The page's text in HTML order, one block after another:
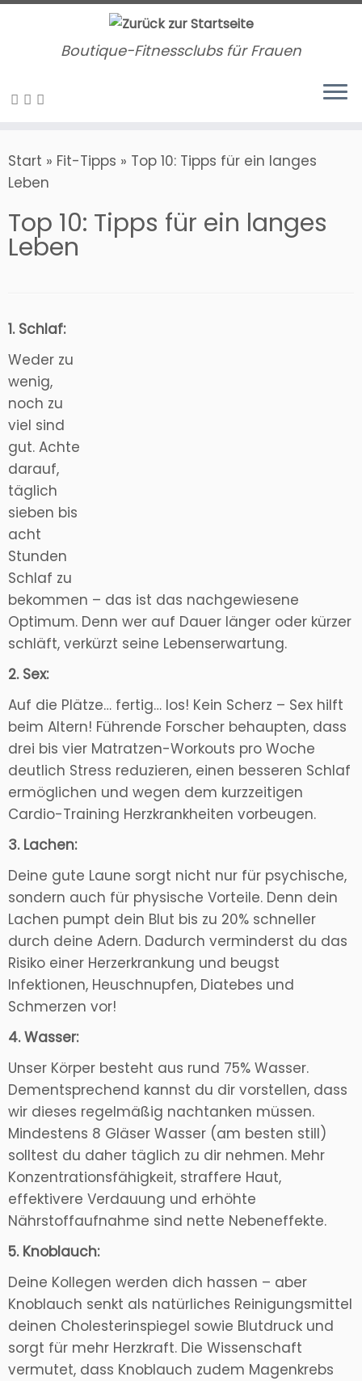
Zum
Boutique-Fitnessclubs für Frauen
Start » Fit-Tipps » Top 10: Tipps für ein langes
Leben
Top 10: Tipps für ein langes
Leben
1. Schlaf:
Weder zu
wenig,
noch zu
viel sind
gut. Achte
darauf,
täglich
sieben bis
acht
Stunden
Schlaf zu
bekommen – das ist das nachgewiesene
Optimum. Denn wer auf Dauer länger oder kürzer
schläft, verkürzt seine Lebenserwartung.
2. Sex:
Auf die Plätze… fertig… los! Kein Scherz – Sex hilft
beim Altern! Führende Forscher behaupten, dass
drei bis vier Matratzen-Workouts pro Woche
deutlich Stress reduzieren, einen besseren Schlaf
ermöglichen und wegen dem kurzzeitigen
Cardio-Training Herzkrankheiten vorbeugen.
3. Lachen:
Deine gute Laune sorgt nicht nur für psychische,
sondern auch für physische Vorteile. Denn dein
Lachen pumpt dein Blut bis zu 20% schneller
durch deine Adern. Dadurch verminderst du das
Risiko einer Herzerkrankung und beugst
Infektionen, Heuschnupfen, Diatebes und
Schmerzen vor!
4. Wasser:
Unser Körper besteht aus rund 75% Wasser.
Dementsprechend kannst du dir vorstellen, dass
wir dieses regelmäßig nachtanken müssen.
Mindestens 8 Gläser Wasser (am besten still)
solltest du daher täglich zu dir nehmen. Mehr
Konzentrationsfähigkeit, straffere Haut,
effektivere Verdauung und erhöhte
Nährstoffaufnahme sind nette Nebeneffekte.
5. Knoblauch:
Deine Kollegen werden dich hassen – aber
Knoblauch senkt als natürliches Reinigungsmittel
deinen Cholesterinspiegel sowie Blutdruck und
sorgt für mehr Herzkraft. Die Wissenschaft
vermutet, dass Knoblauch zudem Magenkrebs